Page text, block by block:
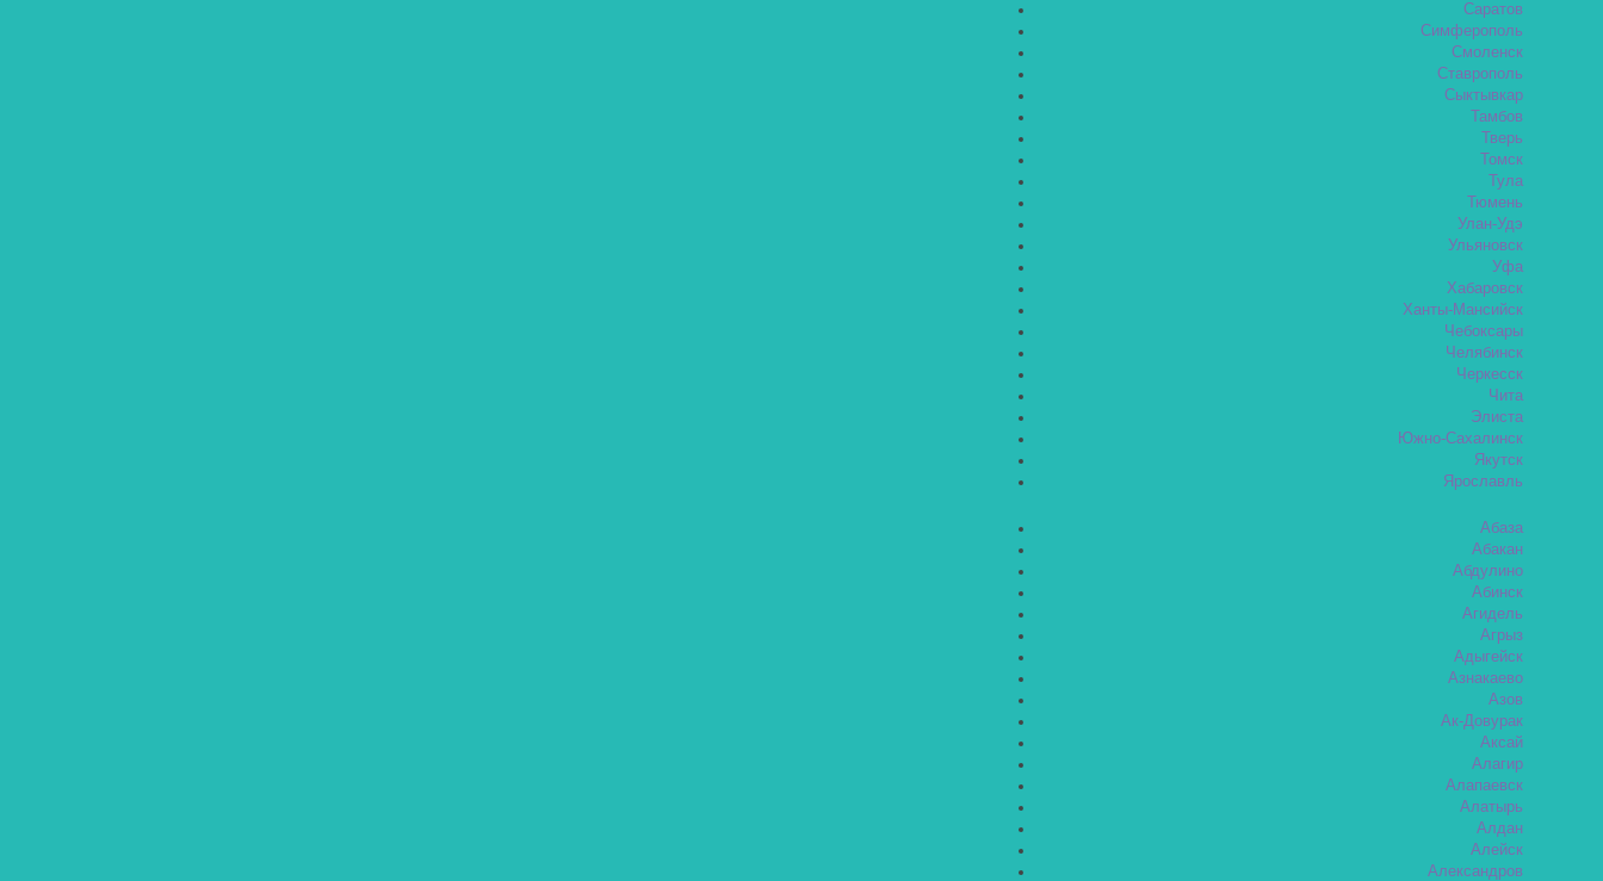
Саратов
Симферополь
Смоленск
Ставрополь
Сыктывкар
Тамбов
Тверь
Томск
Тула
Тюмень
Улан-Удэ
Ульяновск
Уфа
Хабаровск
Ханты-Мансийск
Чебоксары
Челябинск
Черкесск
Чита
Элиста
Южно-Сахалинск
Якутск
Ярославль
Абаза
Абакан
Абдулино
Абинск
Агидель
Агрыз
Адыгейск
Азнакаево
Азов
Ак-Довурак
Аксай
Алагир
Алапаевск
Алатырь
Алдан
Алейск
Александров